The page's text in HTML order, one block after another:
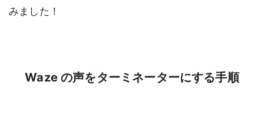
みました！
Waze の声をターミネーターにする手順